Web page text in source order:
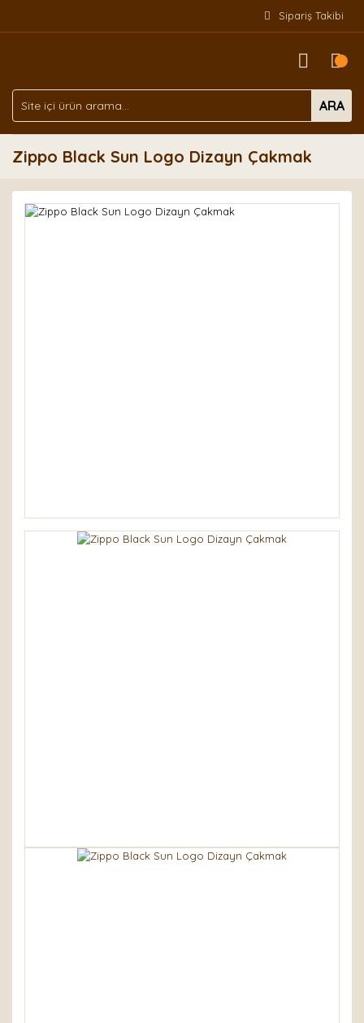
Sipariş Takibi
ARA
Zippo Black Sun Logo Dizayn Çakmak